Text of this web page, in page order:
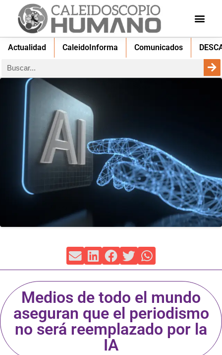
Actualidad CaleidoInforma Comunicados
Medios de todo el mundo
aseguran que el periodismo
no será reemplazado por la
IA